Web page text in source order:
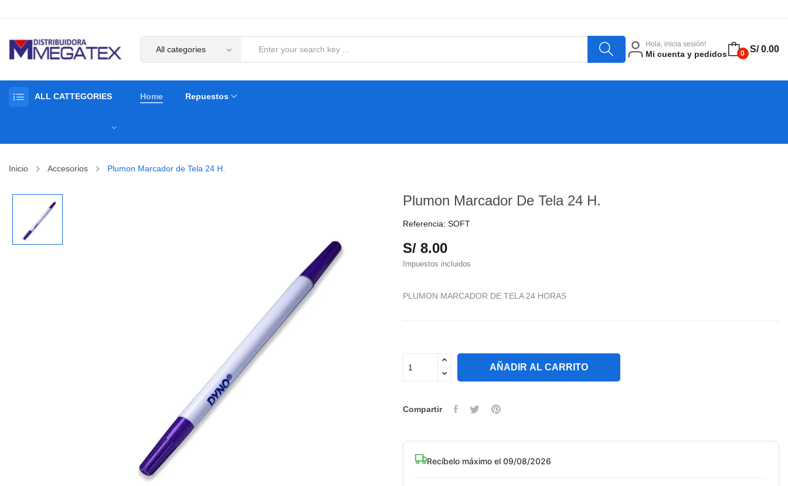
0 S/ 0.00
Hola, inicia sesión!
Mi cuenta y pedidos
ALL CATTEGORIES Home Repuestos
Inicio Accesorios Plumon Marcador de Tela 24 H.
Plumon Marcador De Tela 24 H.
Referencia: SOFT
S/ 8.00
Impuestos incluidos
PLUMON MARCADOR DE TELA 24 HORAS
AÑADIR AL CARRITO
Compartir
Recíbelo máximo el 09/08/2026